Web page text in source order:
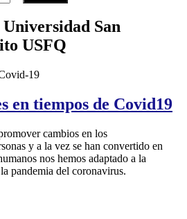
San
USFQ
en tiempos de Covid19
cambios en los
y a la vez se han convertido en
nos hemos adaptado a la
pandemia del coronavirus.